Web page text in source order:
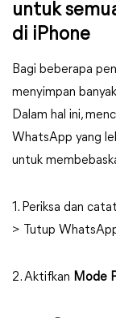
untuk
di iPhone
Bagi beberapa
menyimpan
Dalam hal ini,
WhatsApp yang
untuk
1. Periksa dan
> Tutup
2. Aktifkan Mode